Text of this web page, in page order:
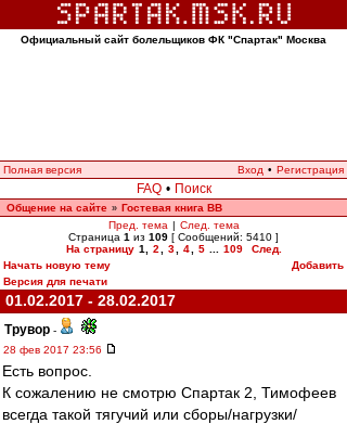
Официальный сайт болельщиков ФК "Спартак" Москва
Полная версия Вход • Регистрация
FAQ • Поиск
Общение на сайте » Гостевая книга ВВ
Пред. тема | След. тема
Страница 1 из 109 [ Сообщений: 5410 ]
На страницу 1 2 3 4 5 109
След.
Начать новую тему
Добавить
Версия для печати
01.02.2017 - 28.02.2017
Трувор -
28 фев 2017 23:56
Есть вопрос.
К сожалению не смотрю Спартак 2, Тимофеев
всегда такой тягучий или сборы/нагрузки/